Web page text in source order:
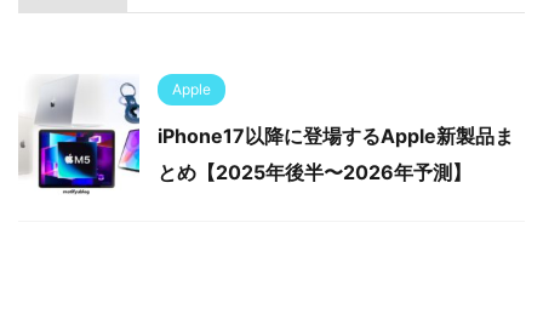
Apple
iPhone17以降に登場するApple新製品ま
とめ【2025年後半〜2026年予測】